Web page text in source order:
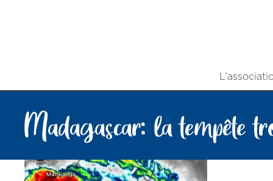
Madagascar: la tempête